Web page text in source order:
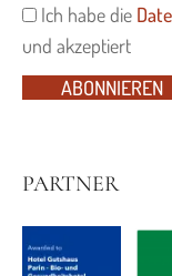
Ich habe die
und akzeptiert
ABONNIEREN
PARTNER